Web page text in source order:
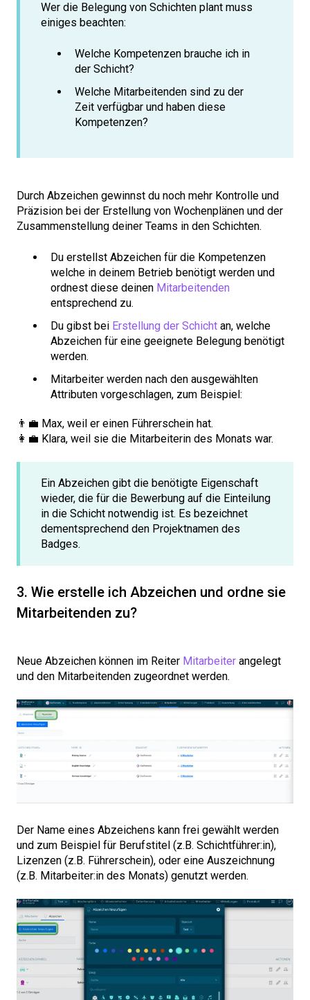
Wer die Belegung von Schichten plant muss
einiges beachten:
Welche Kompetenzen brauche ich in
der Schicht?
Welche Mitarbeitenden sind zu der
Zeit verfügbar und haben diese
Kompetenzen?
Durch Abzeichen gewinnst du noch mehr Kontrolle und
Präzision bei der Erstellung von Wochenplänen und der
Zusammenstellung deiner Teams in den Schichten.
Du erstellst Abzeichen für die Kompetenzen
welche in deinem Betrieb benötigt werden und
ordnest diese deinen Mitarbeitenden
entsprechend zu.
Du gibst bei Erstellung der Schicht an, welche
Abzeichen für eine geeignete Belegung benötigt
werden.
Mitarbeiter werden nach den ausgewählten
Attributen vorgeschlagen, zum Beispiel:
👨‍💼 Max, weil er einen Führerschein hat.
👩‍💼 Klara, weil sie die Mitarbeiterin des Monats war.
Ein Abzeichen gibt die benötigte Eigenschaft
wieder, die für die Bewerbung auf die Einteilung
in die Schicht notwendig ist. Es bezeichnet
dementsprechend den Projektnamen des
Badges.
3. Wie erstelle ich Abzeichen und ordne sie
Mitarbeitenden zu?
Neue Abzeichen können im Reiter Mitarbeiter angelegt
und den Mitarbeitenden zugeordnet werden.
Der Name eines Abzeichens kann frei gewählt werden
und zum Beispiel für Berufstitel (z.B. Schichtführer:in),
Lizenzen (z.B. Führerschein), oder eine Auszeichnung
(z.B. Mitarbeiter:in des Monats) genutzt werden.